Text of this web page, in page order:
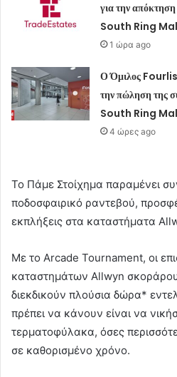
για την
South Ring
1 ώρα ago
Ο Όμιλος Fourlis
την πώληση της
South Ring
4 ώρες ago
Το Πάμε Στοίχημα παραμένει
ποδοσφαιρικό ραντεβού,
εκπλήξεις στα καταστήματα
Με το Arcade Tournament, οι
καταστημάτων Allwyn
διεκδικούν πλούσια δώρα*
πρέπει να κάνουν είναι να
τερματοφύλακα, όσες
σε καθορισμένο χρόνο.